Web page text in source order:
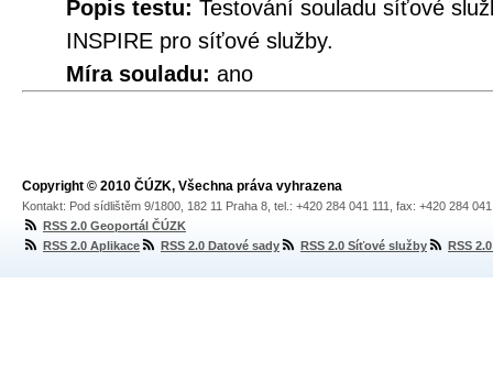
Popis testu: Testování souladu síťové
INSPIRE pro síťové služby.
Míra souladu: ano
Copyright © 2010 ČÚZK, Všechna práva vyhrazena
Kontakt: Pod sídlištěm 9/1800, 182 11 Praha 8, tel.: +420 284 041 111, fax: +420 284
RSS 2.0 Geoportál ČÚZK
RSS 2.0 Aplikace
RSS 2.0 Datové sady RSS 2.0 Síťové služby RSS